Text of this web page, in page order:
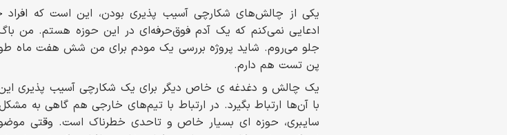
یکی از چالش‌های شکارچی آسیب پذیری بودن، این است که
ادعایی نمی‌کنم که یک آدم فوق‌حرفه‌ای در این حوزه هستم. من
جلو می‌روم. شاید پروژه بررسی یک مودم برای من شش هفت ماه
پن تست هم دارم.
یک چالش و دغدغه ی خاص دیگر برای یک شکارچی آسیب پذیری این
با آن‌ها ارتباط بگیرد. در ارتباط با تیم‌های خارجی هم گاهی